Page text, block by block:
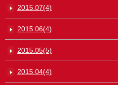
2015.07(4)
2015.06(4)
2015.05(5)
2015.04(4)